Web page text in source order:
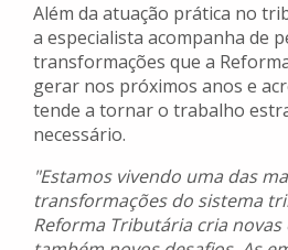
Além da atuação prática no
a especialista acompanha de
transformações que a
gerar nos próximos anos e
tende a tornar o trabalho
necessário.
"Estamos vivendo uma das
transformações do sistema
Reforma Tributária cria